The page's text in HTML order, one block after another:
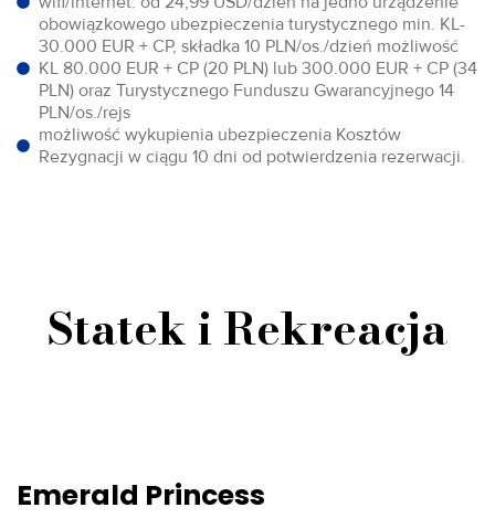
obowiązkowego ubezpieczenia turystycznego min. KL-
30.000 EUR + CP, składka 10 PLN/os./dzień możliwość
KL 80.000 EUR + CP (20 PLN) lub 300.000 EUR + CP (34
PLN) oraz Turystycznego Funduszu Gwarancyjnego 14
PLN/os./rejs
możliwość wykupienia ubezpieczenia Kosztów
Rezygnacji w ciągu 10 dni od potwierdzenia rezerwacji.
Statek i Rekreacja
Emerald Princess